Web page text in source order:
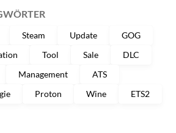
Steam Update
GOG
Tool Sale
DLC
Management
ATS
Proton Wine ETS2